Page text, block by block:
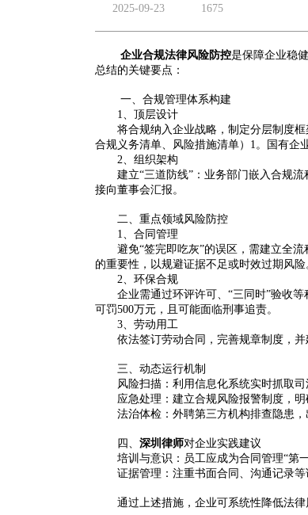
2025-09-23 1675
企业合规法律风险防控是保障企业稳
总结的关键要点：
一、合规管理体系构建
1、顶层设计
将合规纳入企业战略，制定分层制度
合规义务清单、风险措施清单）‌ 1。国有企
2‌、 组织架构
建立“三道防线”：业务部门嵌入合规
接向董事会汇报‌。
二、重点领域风险防控
1‌、 合同管理
避免“签完即吃灰”的误区，需建立全
的重要性，以规避证据不足或时效过期风险‌
2‌、 环保合规
企业需通过环评许可、“三同时”验收
可罚500万元，且可能面临刑事追责‌。
3、劳动用工
依法签订劳动合同，完善规章制度，
三、动态运行机制
风险扫描 ：利用信息化系统实时抓取
应急处理 ：建立合规风险报警制度，
法治体检 ：外聘第三方机构排查隐患
四、 深圳律师对企业实践建议
培训与意识 ：员工应成为合同管理“第
证据管理 ：注重书面合同、沟通记录
通过上述措施，企业可系统性降低法律